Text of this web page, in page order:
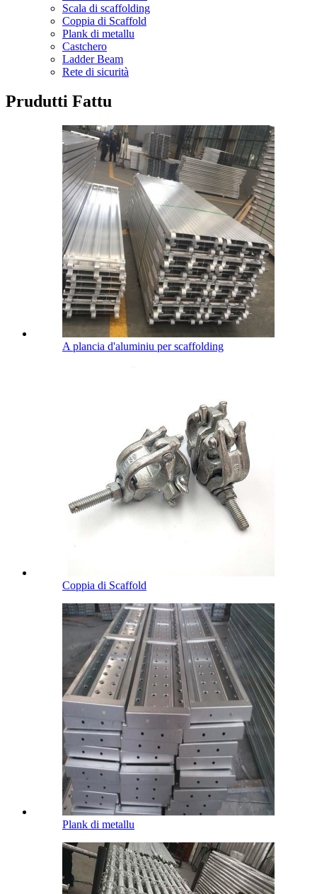
Scala di scaffolding
Coppia di Scaffold
Plank di metallu
Castchero
Ladder Beam
Rete di sicurità
Prudutti Fattu
A plancia d'aluminiu per scaffolding
Coppia di Scaffold
Plank di metallu